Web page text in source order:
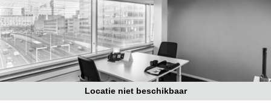
Amsterdam
Westpoort
Business
center
Den
Haag
Coworking
space
Breda
Coworking
Locatie niet beschikbaar